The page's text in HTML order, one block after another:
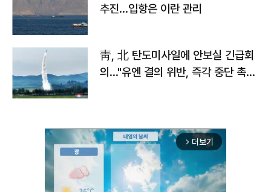
추진…입항은 이란 관리
靑, 北 탄도미사일에 안보실 긴급회
의…"유엔 결의 위반, 즉각 중단 촉
arrow_forward_ios 더보기